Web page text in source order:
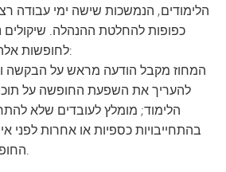
הלימודים, הנמשכות שישה ימי עבודה
כפופות להחלטת ההנהלה. שיקולים
לחופשות אלה יהיו כדלקמן:
המחוז מקבל הודעה מראש על הבקשה
להעריך את השפעת החופשה על
הלימוד; מומלץ לעובדים שלא
בהתחייבויות כספיות או אחרות לפני
החופשה.